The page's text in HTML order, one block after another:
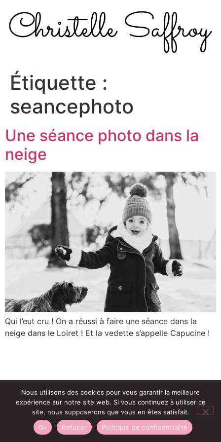
contenu
Étiquette :
seancephoto
Une séance photo dans la
neige
Qui l’eut cru ! On a réussi à faire une séance dans la
neige dans le Loiret ! Et la vedette s’appelle Capucine !
Nous utilisons des cookies pour vous garantir la meilleure
expérience sur notre site web. Si vous continuez à utiliser ce
site, nous supposerons que vous en êtes satisfait.
Ok
Refuser Politique de confidentialité